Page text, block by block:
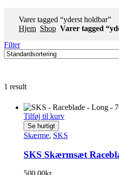
Varer tagged “yderst holdbar”
Hjem Shop Varer tagged
Filter
1 result
Tilføj til kurv
Se hurtigt
Skærme, SKS
SKS Skærmsæt